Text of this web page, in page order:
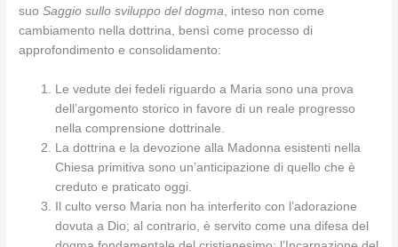
suoSaggio sullo sviluppo del dogma, inteso non come
cambiamento nella dottrina, bensì come processo di
approfondimento e consolidamento:
Le vedute dei fedeli riguardo a Maria sono una prova
dell’argomento storico in favore di un reale progresso
nella comprensione dottrinale.
La dottrina e la devozione alla Madonna esistenti nella
Chiesa primitiva sono un’anticipazione di quello che è
creduto e praticato oggi.
Il culto verso Maria non ha interferito con l’adorazione
dovuta a Dio; al contrario, è servito come una difesa del